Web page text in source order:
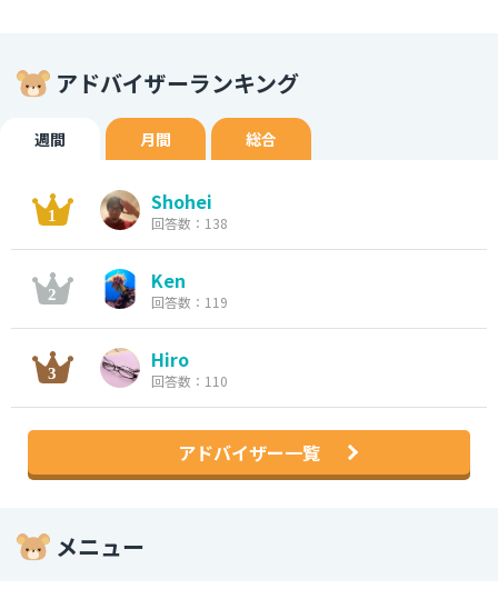
アドバイザーランキング
週間 月間 総合
Shohei
回答数：138
Ken
回答数：119
Hiro
回答数：110
アドバイザー一覧
メニュー